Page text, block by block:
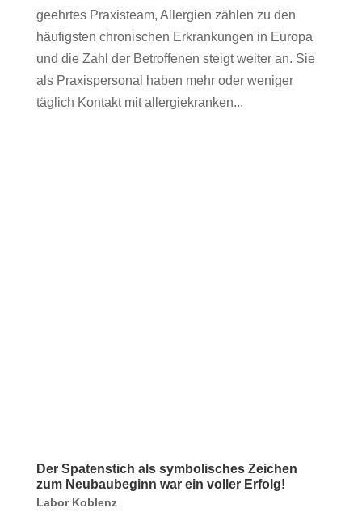
geehrtes Praxisteam, Allergien zählen zu den
häufigsten chronischen Erkrankungen in Europa
und die Zahl der Betroffenen steigt weiter an. Sie
als Praxispersonal haben mehr oder weniger
täglich Kontakt mit allergiekranken...
Der Spatenstich als symbolisches Zeichen
zum Neubaubeginn war ein voller Erfolg!
Labor Koblenz